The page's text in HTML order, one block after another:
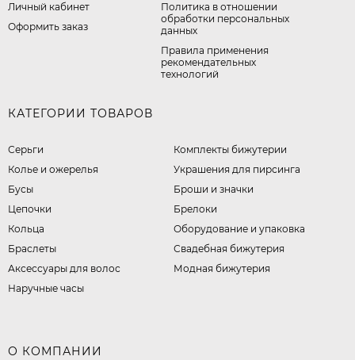
Личный кабинет
Оформить заказ
​Политика в отношении
обработки персональных
данных
Правила применения
рекомендательных
технологий
КАТЕГОРИИ ТОВАРОВ
Серьги
Колье и ожерелья
Бусы
Цепочки
Кольца
Браслеты
Аксессуары для волос
Наручные часы
Комплекты бижутерии
Украшения для пирсинга
Броши и значки
Брелоки
Оборудование и упаковка
Свадебная бижутерия
Модная бижутерия
О КОМПАНИИ